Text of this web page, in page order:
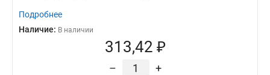
Подробнее
Наличие: В наличии
313,42 ₽
– +